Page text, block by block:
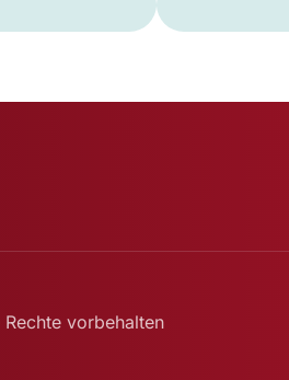
vorbehalten